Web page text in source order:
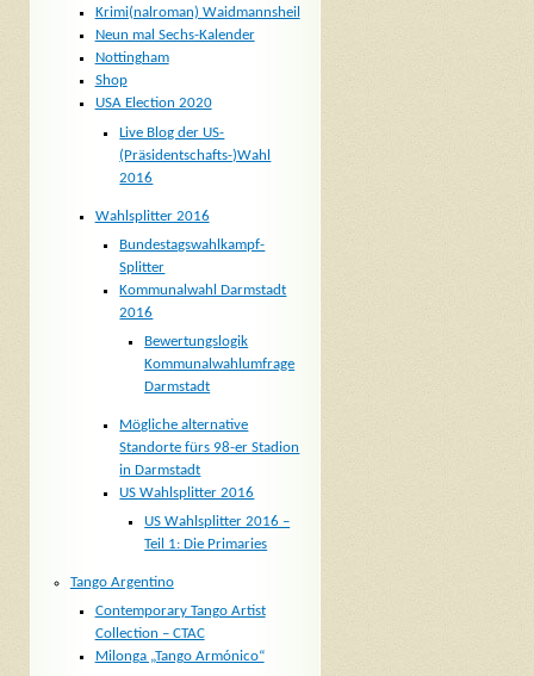
Krimi(nalroman) Waidmannsheil
Neun mal Sechs-Kalender
Nottingham
Shop
USA Election 2020
Live Blog der US-
(Präsidentschafts-)Wahl
2016
Wahlsplitter 2016
Bundestagswahlkampf-
Splitter
Kommunalwahl Darmstadt
2016
Bewertungslogik
Kommunalwahlumfrage
Darmstadt
Mögliche alternative
Standorte fürs 98-er Stadion
in Darmstadt
US Wahlsplitter 2016
US Wahlsplitter 2016 –
Teil 1: Die Primaries
Tango Argentino
Contemporary Tango Artist
Collection – CTAC
Milonga „Tango Armónico“